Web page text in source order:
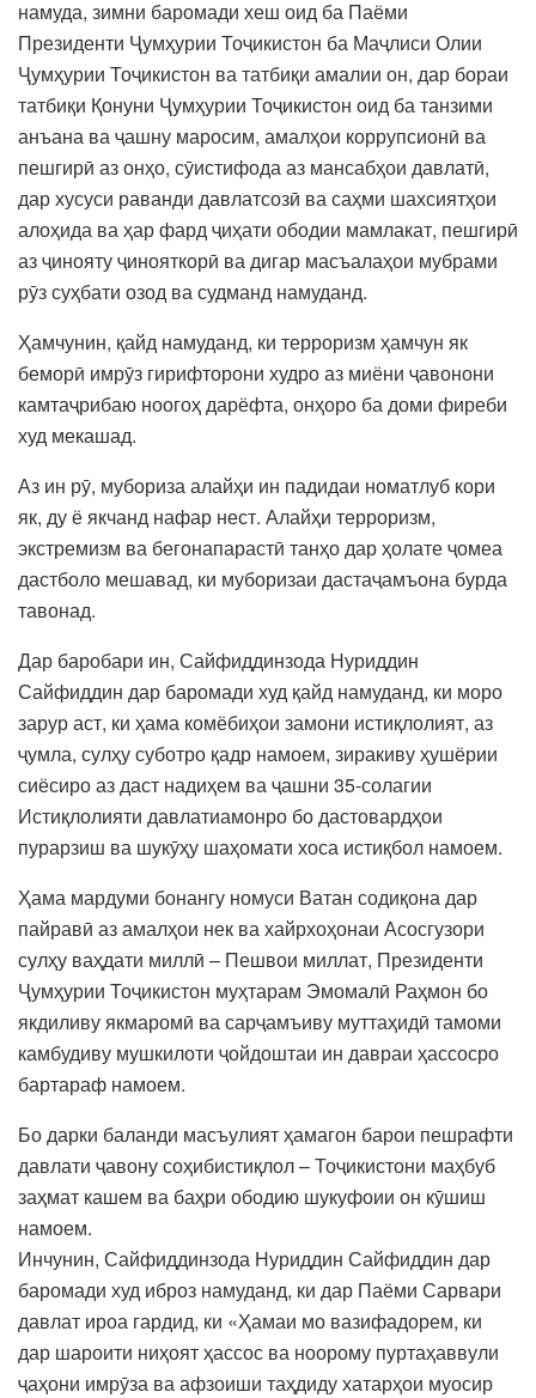
намуда, зимни баромади хеш оид ба Паёми
Президенти Ҷумҳурии Тоҷикистон ба Маҷлиси Олии
Ҷумҳурии Тоҷикистон ва татбиқи амалии он, дар бораи
татбиқи Қонуни Ҷумҳурии Тоҷикистон оид ба танзими
анъана ва ҷашну маросим, амалҳои коррупсионӣ ва
пешгирӣ аз онҳо, сӯистифода аз мансабҳои давлатӣ,
дар хусуси раванди давлатсозӣ ва саҳми шахсиятҳои
алоҳида ва ҳар фард ҷиҳати ободии мамлакат, пешгирӣ
аз ҷинояту ҷинояткорӣ ва дигар масъалаҳои мубрами
рӯз суҳбати озод ва судманд намуданд.
Ҳамчунин, қайд намуданд, ки терроризм ҳамчун як
беморӣ имрӯз гирифторони худро аз миёни ҷавонони
камтаҷрибаю ноогоҳ дарёфта, онҳоро ба доми фиреби
худ мекашад.
Аз ин рӯ, мубориза алайҳи ин падидаи номатлуб кори
як, ду ё якчанд нафар нест. Алайҳи терроризм,
экстремизм ва бегонапарастӣ танҳо дар ҳолате ҷомеа
дастболо мешавад, ки муборизаи дастаҷамъона бурда
тавонад.
Дар баробари ин, Сайфиддинзода Нуриддин
Сайфиддин дар баромади худ қайд намуданд, ки моро
зарур аст, ки ҳама комёбиҳои замони истиқлолият, аз
ҷумла, сулҳу суботро қадр намоем, зиракиву ҳушёрии
сиёсиро аз даст надиҳем ва ҷашни 35-солагии
Истиқлолияти давлатиамонро бо дастовардҳои
пурарзиш ва шукӯҳу шаҳомати хоса истиқбол намоем.
Ҳама мардуми бонангу номуси Ватан содиқона дар
пайравӣ аз амалҳои нек ва хайрхоҳонаи Асосгузори
сулҳу ваҳдати миллӣ – Пешвои миллат, Президенти
Ҷумҳурии Тоҷикистон муҳтарам Эмомалӣ Раҳмон бо
якдиливу якмаромӣ ва сарҷамъиву муттаҳидӣ тамоми
камбудиву мушкилоти ҷойдоштаи ин давраи ҳассосро
бартараф намоем.
Бо дарки баланди масъулият ҳамагон барои пешрафти
давлати ҷавону соҳибистиқлол – Тоҷикистони маҳбуб
заҳмат кашем ва баҳри ободию шукуфоии он кӯшиш
намоем.
Инчунин, Сайфиддинзода Нуриддин Сайфиддин дар
баромади худ иброз намуданд, ки дар Паёми Сарвари
давлат ироа гардид, ки «Ҳамаи мо вазифадорем, ки
дар шароити ниҳоят ҳассос ва ноорому пуртаҳаввули
ҷаҳони имрӯза ва афзоиши таҳдиду хатарҳои муосир